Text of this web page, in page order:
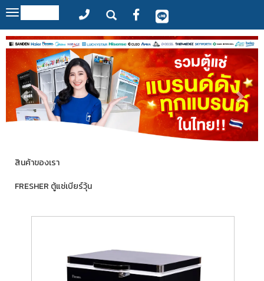
Toggle
navigation
สินค้าของเรา
FRESHER ตู้แช่เบียร์วุ้น